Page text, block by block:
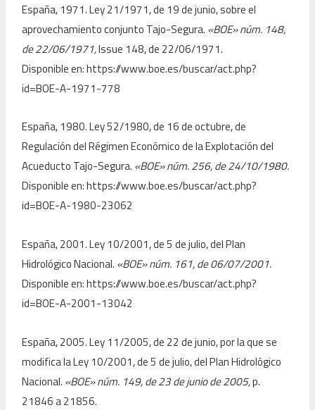
España, 1971. Ley 21/1971, de 19 de junio, sobre el
aprovechamiento conjunto Tajo-Segura. «BOE» núm. 148,
de 22/06/1971,Issue 148, de 22/06/1971.
Disponible en: https://www.boe.es/buscar/act.php?
id=BOE-A-1971-778
España, 1980. Ley 52/1980, de 16 de octubre, de
Regulación del Régimen Económico de la Explotación del
Acueducto Tajo-Segura. «BOE» núm. 256, de 24/10/1980.
Disponible en: https://www.boe.es/buscar/act.php?
id=BOE-A-1980-23062
España, 2001. Ley 10/2001, de 5 de julio, del Plan
Hidrológico Nacional. «BOE» núm. 161, de 06/07/2001.
Disponible en: https://www.boe.es/buscar/act.php?
id=BOE-A-2001-13042
España, 2005. Ley 11/2005, de 22 de junio, por la que se
modifica la Ley 10/2001, de 5 de julio, del Plan Hidrológico
Nacional. «BOE» núm. 149, de 23 de junio de 2005,p.
21846 a 21856.